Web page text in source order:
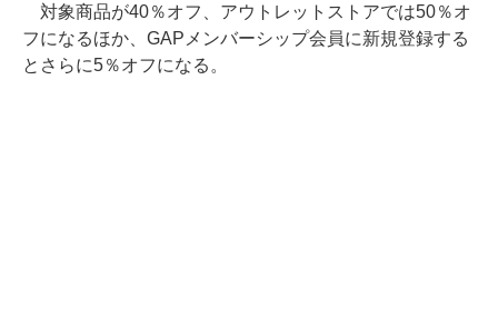
対象商品が40％オフ、アウトレットストアでは50％オ
フになるほか、GAPメンバーシップ会員に新規登録する
とさらに5％オフになる。